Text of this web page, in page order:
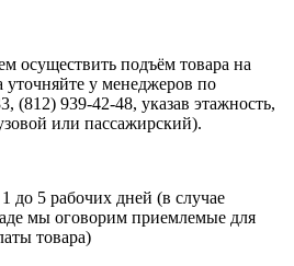
осуществить подъём товара на
у менеджеров по
(812) 939-42-48, указав этажность,
или пассажирский).
до 5 рабочих дней (в случае
мы оговорим приемлемые для
товара)